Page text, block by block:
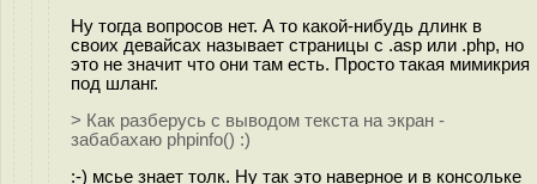
Ну тогда вопросов нет. А то какой-нибудь длинк в
своих девайсах называет страницы с .asp или .php, но
это не значит что они там есть. Просто такая мимикрия
под шланг.
> Как разберусь с выводом текста на экран -
забабахаю phpinfo() :)
:-) мсье знает толк. Ну так это наверное и в консольке